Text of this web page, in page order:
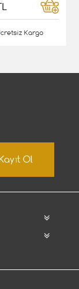
Kargo
Ol